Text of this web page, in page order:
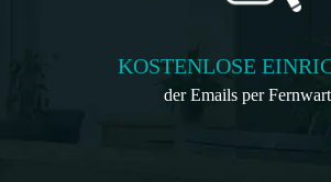
KOSTENLOSE
der Emails per